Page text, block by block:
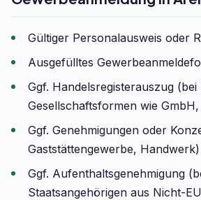
Gültiger Personalausweis oder
Ausgefülltes
Ggf. Handelsregisterauszug (bei
Gesellschaftsformen wie
Ggf. Genehmigungen oder
Gaststättengewerbe, Handwerk)
Ggf. Aufenthaltsgenehmigung
Staatsangehörigen aus Nicht-